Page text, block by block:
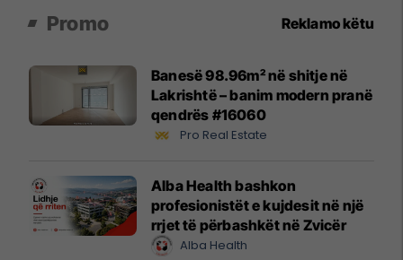
Promo Reklamo këtu
Banesë 98.96m² në shitje në
Lakrishtë – banim modern pranë
qendrës #16060
Pro Real Estate
Alba Health bashkon
profesionistët e kujdesit në një
rrjet të përbashkët në Zvicër
Alba Health